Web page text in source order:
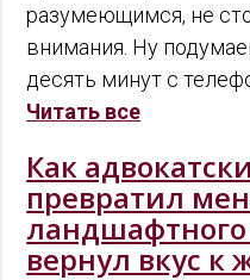
разумеющимся, не
внимания. Ну
десять минут с
Читать все
Как
превратил
ландшафтного
вернул вкус к